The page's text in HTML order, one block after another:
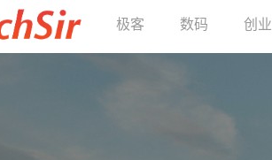
极客 数码 创业